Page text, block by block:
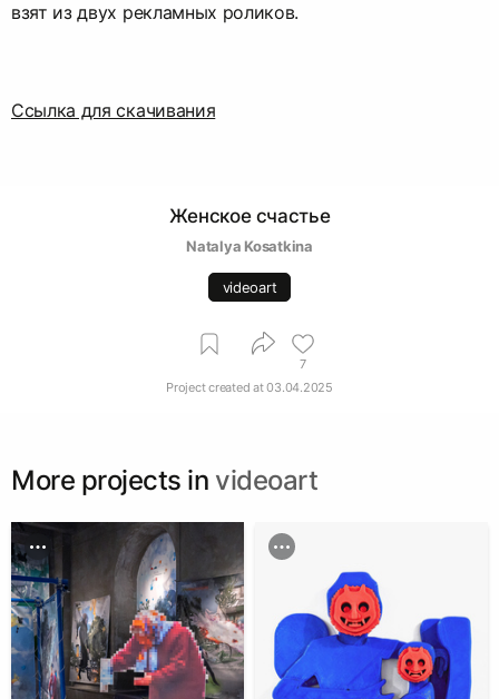
взят из двух рекламных роликов.
Ссылка для скачивания
Женское счастье
Natalya Kosatkina
videoart
7
Project created at03.04.2025
More projects in videoart